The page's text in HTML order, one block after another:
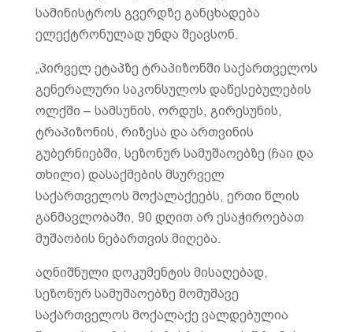
სამინისტროს გვერდზე განცხადება
ელექტრონულად უნდა შეავსონ.
„პირველ ეტაპზე ტრაპიზონში საქართველოს
გენერალური საკონსულოს დაწესებულების
ოლქში – სამსუნის, ორდუს, გირესუნის,
ტრაპიზონის, რიზესა და ართვინის
გუბერნიებში, სეზონურ სამუშაოებზე (ჩაი და
თხილი) დასაქმების მსურველ
საქართველოს მოქალაქეებს, ერთი წლის
განმავლობაში, 90 დღით არ ესაჭიროებათ
მუშაობის ნებართვის მიღება.
აღნიშნული დოკუმენტის მისაღებად,
სეზონურ სამუშაოებზე მომუშავე
საქართველოს მოქალაქე ვალდებულია